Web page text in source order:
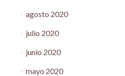
agosto 2020
julio 2020
junio 2020
mayo 2020